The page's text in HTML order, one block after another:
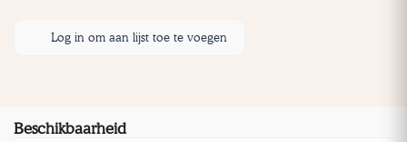
Log in om aan lijst toe te voegen
Beschikbaarheid